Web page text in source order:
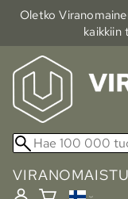
Oletko